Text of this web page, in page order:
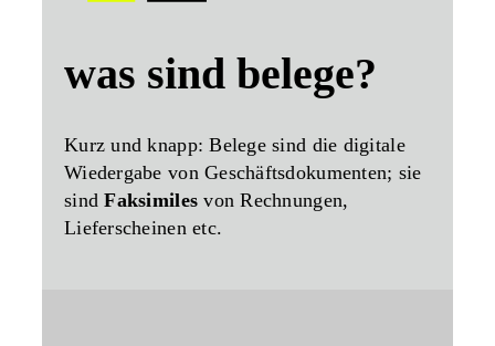
was sind belege?
Kurz und knapp: Belege sind die digitale
Wiedergabe von Geschäftsdokumenten; sie
sindFaksimiles von Rechnungen,
Lieferscheinen etc.